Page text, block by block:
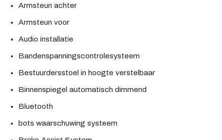
Armsteun achter
Armsteun voor
Audio installatie
Bandenspanningscontrolesysteem
Bestuurdersstoel in hoogte verstelbaar
Binnenspiegel automatisch dimmend
Bluetooth
bots waarschuwing systeem